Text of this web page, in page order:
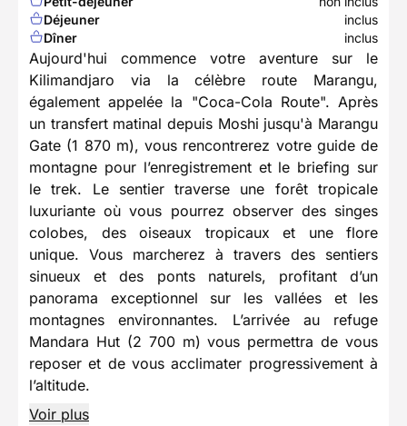
Déjeuner
inclus
Dîner
inclus
Aujourd'hui commence votre aventure sur le
Kilimandjaro via la célèbre route Marangu,
également appelée la "Coca-Cola Route". Après
un transfert matinal depuis Moshi jusqu'à Marangu
Gate (1 870 m), vous rencontrerez votre guide de
montagne pour l’enregistrement et le briefing sur
le trek. Le sentier traverse une forêt tropicale
luxuriante où vous pourrez observer des singes
colobes, des oiseaux tropicaux et une flore
unique. Vous marcherez à travers des sentiers
sinueux et des ponts naturels, profitant d’un
panorama exceptionnel sur les vallées et les
montagnes environnantes. L’arrivée au refuge
Mandara Hut (2 700 m) vous permettra de vous
reposer et de vous acclimater progressivement à
l’altitude.
Voir plus